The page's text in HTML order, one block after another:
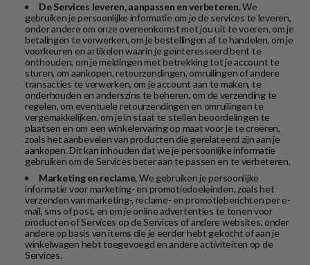
De Services leveren, aanpassen en verbeteren.We
gebruiken je persoonlijke informatie om je de services te leveren,
onder andere om onze overeenkomst met jou uit te voeren, om je
betalingen te verwerken, om je bestellingen af te handelen, om je
voorkeuren en artikelen waarin je geïnteresseerd bent te
onthouden, om je meldingen met betrekking tot je account te
sturen, om aankopen, retourzendingen, omruilingen of andere
transacties te verwerken, om je account aan te maken, te
onderhouden en anderszins te beheren, om de verzending te
regelen, om eventuele retourzendingen en omruilingen te
vergemakkelijken, om je in staat te stellen beoordelingen te
plaatsen en om een winkelervaring op maat voor je te creëren,
zoals het aanbevelen van producten die gerelateerd zijn aan je
aankopen. Dit kan inhouden dat we je persoonlijke informatie
gebruiken om de Services beter aan te passen en te verbeteren.
Marketing en reclame.We gebruiken je persoonlijke
informatie voor marketing- en promotiedoeleinden, zoals het
verzenden van marketing-, reclame- en promotieberichten per e-
mail, sms of post, en om je online advertenties te tonen voor
producten of Services op de Services of andere websites, onder
andere op basis van items die je eerder hebt gekocht of aan je
winkelwagen hebt toegevoegd en andere activiteiten op de
Services.